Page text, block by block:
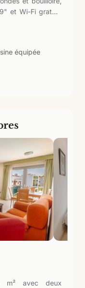
et Wi-Fi gratuit.
ceux qui passent
préfèrent profiter
équipée
m² avec deux